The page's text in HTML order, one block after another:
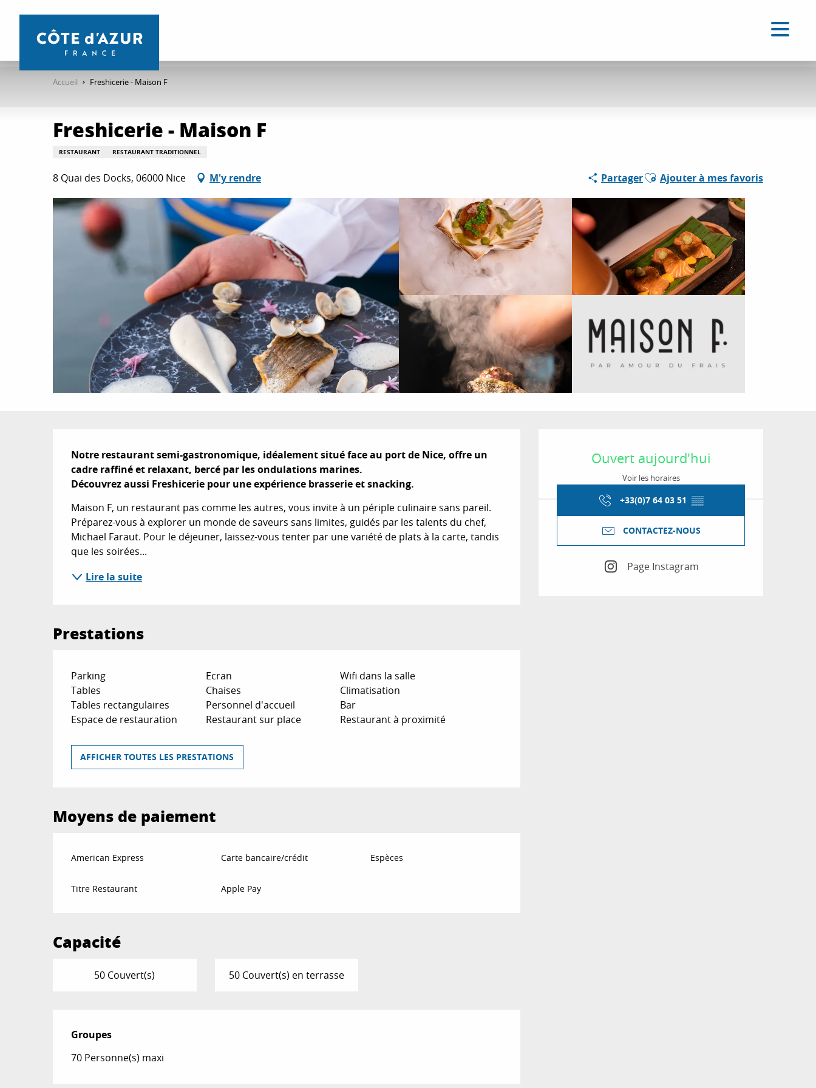
contenu
Accueil Freshicerie - Maison F
Freshicerie - Maison F
RESTAURANT RESTAURANT TRADITIONNEL
8 Quai des Docks, 06000 Nice M'y rendre PartagerAjouter aux favoris
Ajouter à mes favoris
Ouverture et
Ouvert aujourd'hui
Voir les horaires
+33(0)7 64 03 51 ▒▒
CONTACTEZ-NOUS
Page Instagram
Description
Notre restaurant semi-gastronomique, idéalement situé face au port de Nice, offre un
cadre raffiné et relaxant, bercé par les ondulations marines.
Découvrez aussi Freshicerie pour une expérience brasserie et snacking.
Maison F, un restaurant pas comme les autres, vous invite à un périple culinaire sans pareil.
Préparez-vous à explorer un monde de saveurs sans limites, guidés par les talents du chef,
Michael Faraut. Pour le déjeuner, laissez-vous tenter par une variété de plats à la carte, tandis
que les soirées...
Lire la suite
Prestations
Parking Ecran
Wifi dans la salle
Tables
Chaises
Climatisation
Tables rectangulaires
Personnel d'accueil
Bar
Espace de restauration
Restaurant sur place Restaurant à proximité
AFFICHER TOUTES LES PRESTATIONS
Moyens de paiement
American Express Carte bancaire/crédit Espèces
Titre Restaurant Apple Pay
Capacité
50 Couvert(s) 50 Couvert(s) en terrasse
Groupes
Groupes
70 Personne(s) maxi